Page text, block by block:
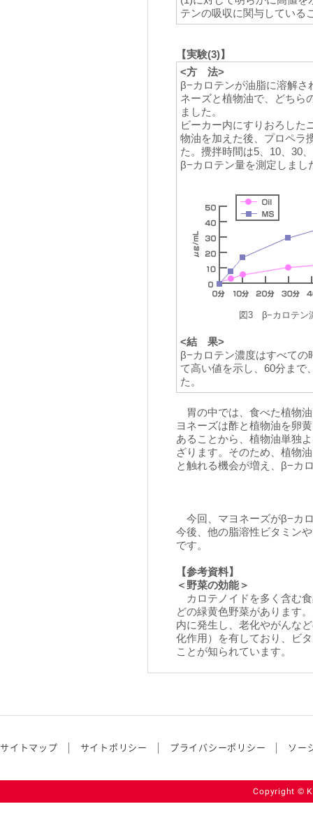
テンの吸収に関与している
【実験(3)】
<方 法>
β−カロテンが油脂に溶解さ
ネーズと植物油で、どちら
ました。
ビーカー内にすりおろした
物油を加えた後、プロペラ
た。攪拌時間は5、10、30
β−カロテン量を測定しまし
図3 β−カロテン
<結 果>
β−カロテン濃度はすべての
て高い値を示し、60分まで
た。
胃の中では、食べた植物
ヨネーズは酢と植物油を卵
あることから、植物油単独
ざります。そのため、植物
と触れる機会が増え、β−カ
今回、マヨネーズがβ−カ
今後、他の脂溶性ビタミン
です。
【参考資料】
＜野菜の効能＞
カロテノイドを多く含む
どの緑黄色野菜があります
内に発生し、老化やがんな
化作用）を有しており、ビ
ことが知られています。
サイトマップ サイトポリシー プライバシーポリシー ソー
Copyright ©